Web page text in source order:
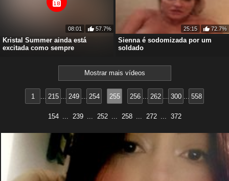
Kristal Summer ainda está
excitada como sempre
08:01 57.7%
Sienna é sodomizada por um
soldado
25:15 72.7%
Mostrar mais vídeos
1 215 249 254 255 256 262 300 558
154 239 252 258 272 372
25 anos